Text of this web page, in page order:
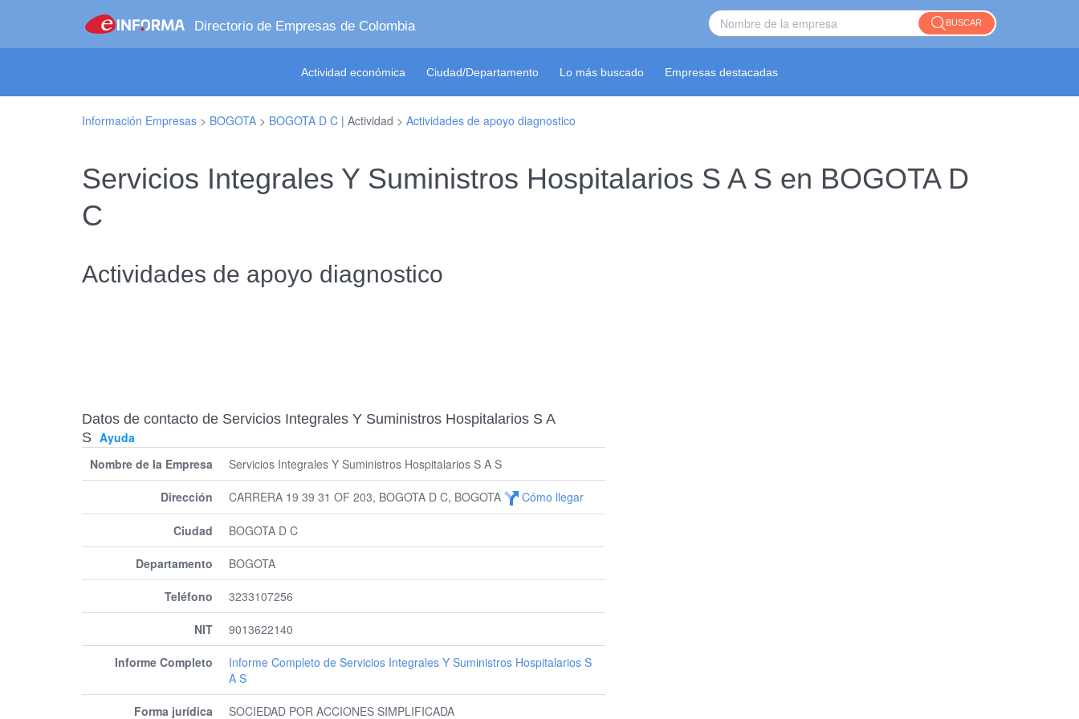
Directorio de Empresas de Colombia BUSCAR
Actividad económica Ciudad/Departamento Lo más buscado Empresas destacadas
Información Empresas > BOGOTA > BOGOTA D C | Actividad > Actividades de apoyo diagnostico
Servicios Integrales Y Suministros Hospitalarios S A S en BOGOTA D
C
Actividades de apoyo diagnostico
Datos de contacto de Servicios Integrales Y Suministros Hospitalarios S A
S Ayuda
Nombre de la Empresa
Servicios Integrales Y Suministros Hospitalarios S A S
Dirección CARRERA 19 39 31 OF 203, BOGOTA D C, BOGOTA Cómo llegar
Ciudad BOGOTA D C
Departamento BOGOTA
Teléfono 3233107256
NIT 9013622140
Informe Completo
Informe Completo de Servicios Integrales Y Suministros Hospitalarios S
A S
Forma jurídica SOCIEDAD POR ACCIONES SIMPLIFICADA